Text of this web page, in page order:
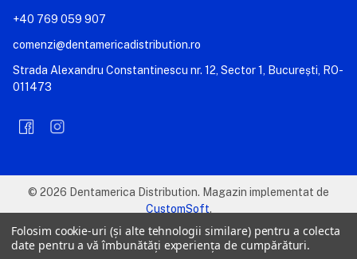
+40 769 059 907
comenzi@dentamericadistribution.ro
Strada Alexandru Constantinescu nr. 12, Sector 1, București, RO-
011473
© 2026 Dentamerica Distribution. Magazin implementat de
CustomSoft.
Folosim cookie-uri (și alte tehnologii similare) pentru a colecta
date pentru a vă îmbunătăți experiența de cumpărături.